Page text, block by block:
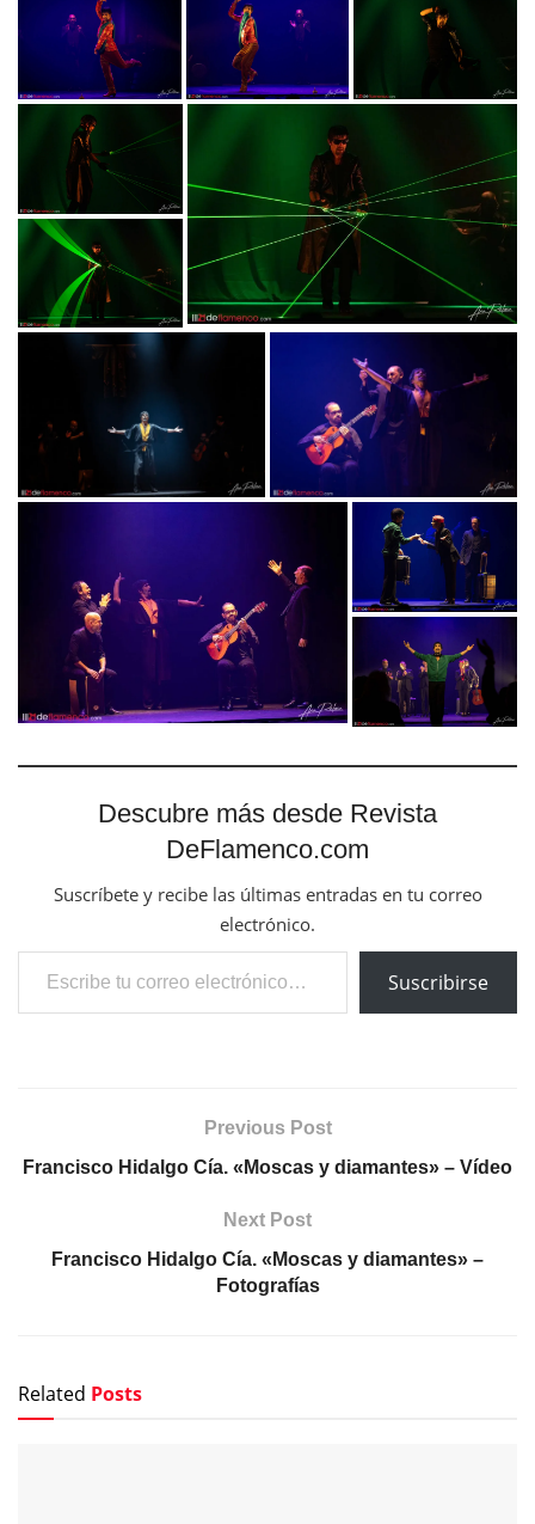
Descubre más desde Revista
DeFlamenco.com
Suscríbete y recibe las últimas entradas en tu correo
electrónico.
Escribe tu correo electrónico…
Suscribirse
Previous Post
Francisco Hidalgo Cía. «Moscas y diamantes» – Vídeo
Next Post
Francisco Hidalgo Cía. «Moscas y diamantes» –
Fotografías
Related Posts